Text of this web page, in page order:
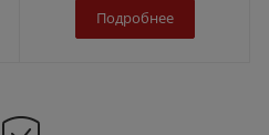
Подробнее